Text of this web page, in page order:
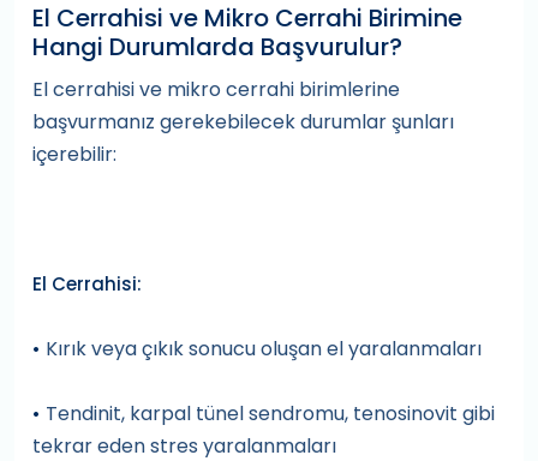
El Cerrahisi ve Mikro Cerrahi Birimine
Hangi Durumlarda Başvurulur?
El cerrahisi ve mikro cerrahi birimlerine
başvurmanız gerekebilecek durumlar şunları
içerebilir:
El Cerrahisi:
• Kırık veya çıkık sonucu oluşan el yaralanmaları
• Tendinit, karpal tünel sendromu, tenosinovit gibi
tekrar eden stres yaralanmaları